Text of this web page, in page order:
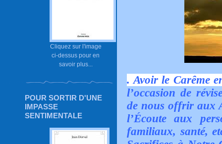
Cliquez sur l'image
ci-dessus pour en
savoir plus...
POUR SORTIR D'UNE
IMPASSE
SENTIMENTALE
. Avoir le Carême
l’occasion de
de nous offrir aux
l’Écoute aux
familiaux, santé,